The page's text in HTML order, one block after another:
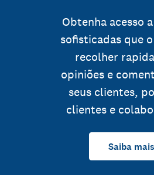
Obtenha acesso
sofisticadas que
recolher
opiniões e
seus clientes,
clientes e
Saiba mais